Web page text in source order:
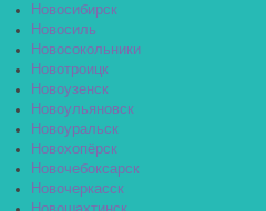
Новосибирск
Новосиль
Новосокольники
Новотроицк
Новоузенск
Новоульяновск
Новоуральск
Новохопёрск
Новочебоксарск
Новочеркасск